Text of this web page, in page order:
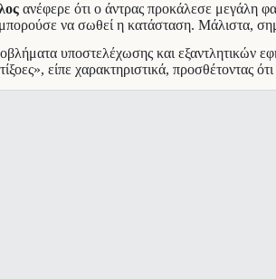
ανέφερε ότι ο άντρας προκάλεσε μεγάλη
να σωθεί η κατάσταση. Μάλιστα,
υποστελέχωσης και εξαντλητικών
είπε χαρακτηριστικά, προσθέτοντας